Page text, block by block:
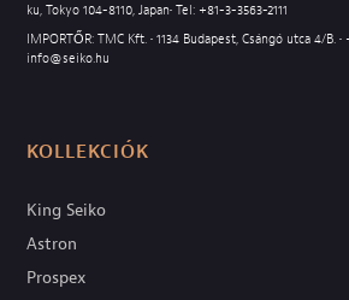
ku, Tokyo 104-8110, Japan• Tel: +81-3-3563-2111
IMPORTŐR: TMC Kft. • 1134 Budapest, Csángó utca 4/B. •
info@seiko.hu
KOLLEKCIÓK
King Seiko
Astron
Prospex